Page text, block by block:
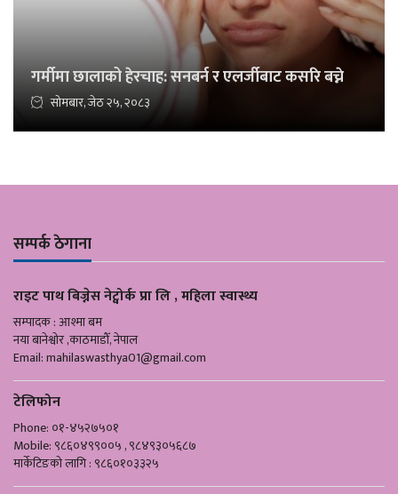
गर्मीमा छालाको हेरचाह: सनबर्न र एलर्जीबाट कसरि बच्ने
सोमबार, जेठ २५, २०८३
सम्पर्क ठेगाना
राइट पाथ बिज्नेस नेट्वोर्क प्रा लि , महिला स्वास्थ्य
सम्पादक : आश्मा बम
नया बानेश्वोर ,काठमाडौँ, नेपाल
Email:mahilaswasthya01@gmail.com
टेलिफोन
Phone: ०१-४५२७५०१
Mobile: ९८६०४९९००५ , ९८४९३०५६८७
मार्केटिङको लागि : ९८६०१०३३२५